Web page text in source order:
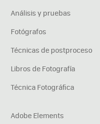
Análisis y pruebas
Fotógrafos
Técnicas de postproceso
Libros de Fotografía
Técnica Fotográfica
Adobe Elements